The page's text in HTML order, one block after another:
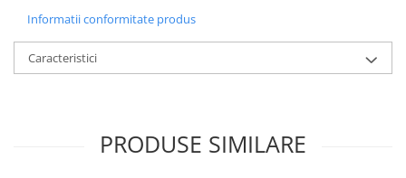
Informatii conformitate produs
Caracteristici
PRODUSE SIMILARE